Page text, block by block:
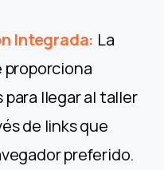
Integrada: La
llegar al taller
de links que
preferido.